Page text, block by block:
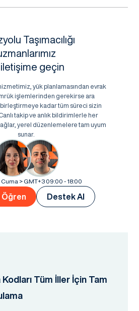
Taşımacılığı
geçin
yük planlamasından evrak
işlemlerinden gerekirse ara
kadar tüm süreci sizin
takip ve anlık bildirimlerle her
yerel düzenlemelere tam uyum
sunar.
> GMT+3 09:00 - 18:00
Öğren Destek Al
Tüm İller İçin Tam